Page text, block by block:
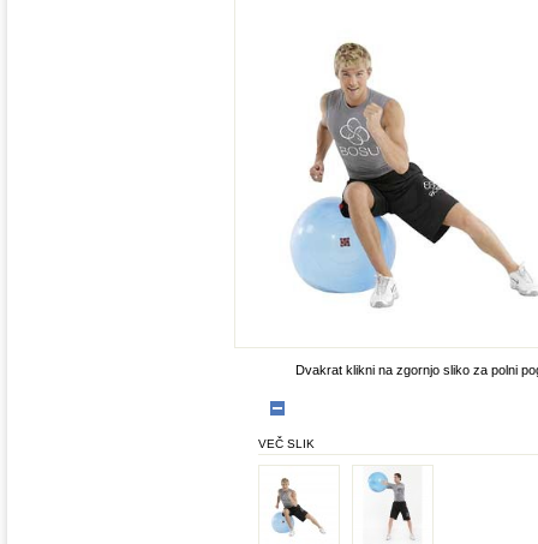
Dvakrat klikni na zgornjo sliko za polni
VEČ SLIK